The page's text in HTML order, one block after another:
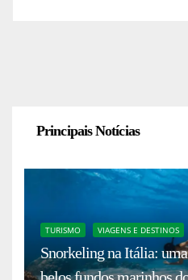
Principais Notícias
TURISMO VIAGENS E DESTINOS
Snorkeling na Itália: